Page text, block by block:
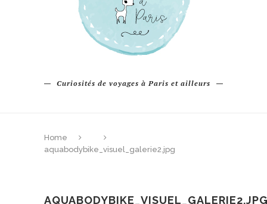
Curiosités de voyages à Paris et ailleurs
Home
aquabodybike_visuel_galerie2.jpg